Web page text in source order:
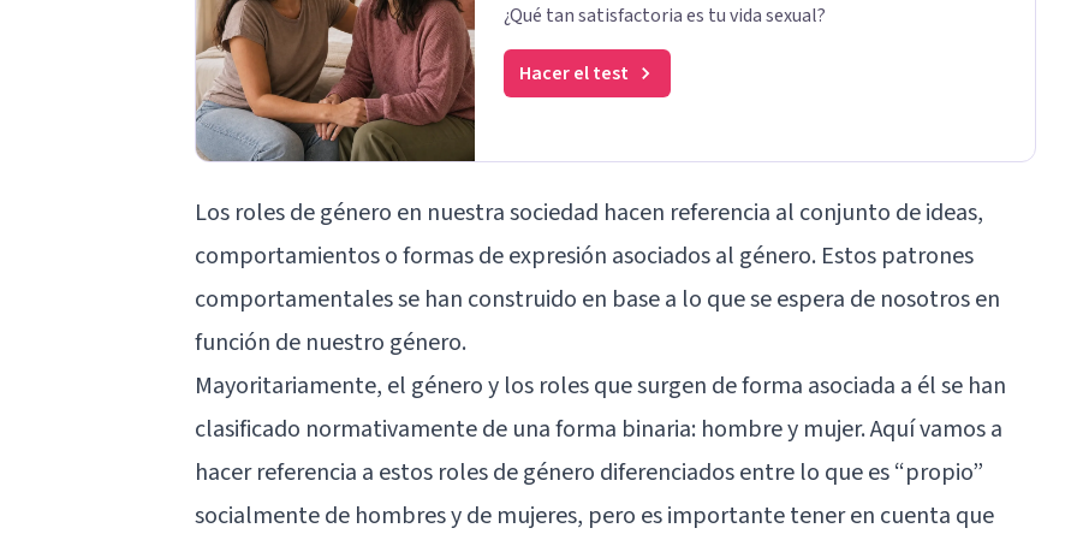
¿Qué tan satisfactoria es tu vida sexual?
Hacer el test
Los roles de género en nuestra sociedad hacen referencia al conjunto de ideas,
comportamientos o formas de expresión asociados al género. Estos patrones
comportamentales se han construido en base a lo que se espera de nosotros en
función de nuestro género.
Mayoritariamente, el género y los roles que surgen de forma asociada a él se han
clasificado normativamente de una forma binaria: hombre y mujer. Aquí vamos a
hacer referencia a estos roles de género diferenciados entre lo que es “propio”
socialmente de hombres y de mujeres, pero es importante tener en cuenta que